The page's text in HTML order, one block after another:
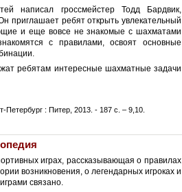
написал гроссмейстер Тодд Бардвик,
приглашает ребят открыть увлекательный
и еще вовсе не знакомые с шахматами
с правилами, освоят основные
ребятам интересные шахматные задачи
: Питер, 2013. - 187 с. – 9,10.
играх, рассказывающая о правилах
возникновения, о легендарных игроках и
связано.